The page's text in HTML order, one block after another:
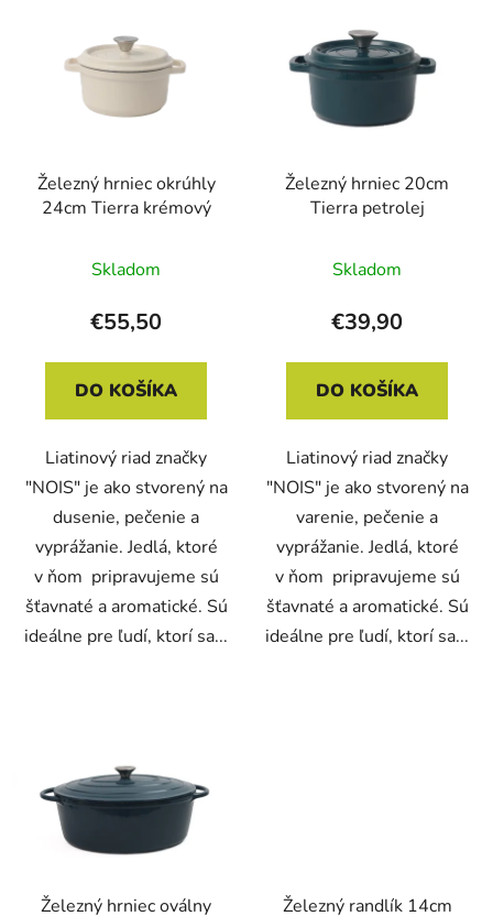
Železný hrniec okrúhly
24cm Tierra krémový
Skladom
€55,50
DO KOŠÍKA
Liatinový riad značky
"NOIS" je ako stvorený na
dusenie, pečenie a
vyprážanie. Jedlá, ktoré
v ňom pripravujeme sú
šťavnaté a aromatické. Sú
ideálne pre ľudí, ktorí sa...
Železný hrniec 20cm
Tierra petrolej
Skladom
€39,90
DO KOŠÍKA
Liatinový riad značky
"NOIS" je ako stvorený na
varenie, pečenie a
vyprážanie. Jedlá, ktoré
v ňom pripravujeme sú
šťavnaté a aromatické. Sú
ideálne pre ľudí, ktorí sa...
Železný hrniec oválny Železný randlík 14cm